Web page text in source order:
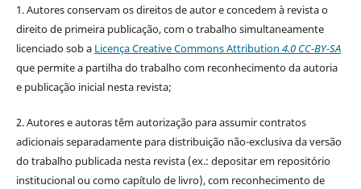
1. Autores conservam os direitos de autor e concedem à revista o
direito de primeira publicação, com o trabalho simultaneamente
licenciado sob a Licença Creative Commons Attribution 4.0 CC-BY-SA
que permite a partilha do trabalho com reconhecimento da autoria
e publicação inicial nesta revista;
2. Autores e autoras têm autorização para assumir contratos
adicionais separadamente para distribuição não-exclusiva da versão
do trabalho publicada nesta revista (ex.: depositar em repositório
institucional ou como capítulo de livro), com reconhecimento de